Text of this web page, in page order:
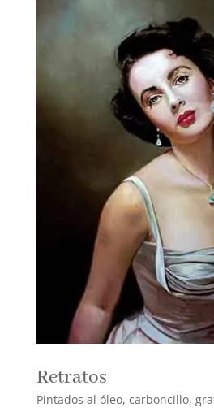
Retratos
Pintados al óleo, carboncillo,